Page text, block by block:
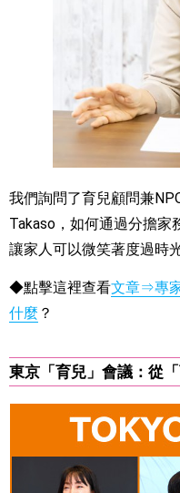
我們詢問了育兒顧問兼
Takaso，如何通過分擔家
讓家人可以微笑著度過時
◆點擊這裡查看文章⇒專
什麼 ？
東京「育兒」會議：從